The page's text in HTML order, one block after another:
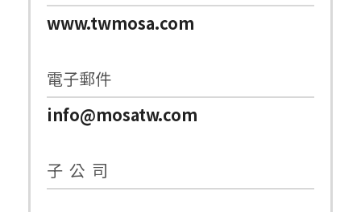
www.twmosa.com
電子郵件
info@mosatw.com
子 公 司